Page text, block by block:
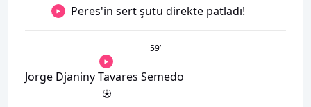
Peres'in sert şutu direkte patladı!
59’
Jorge Djaniny Tavares Semedo